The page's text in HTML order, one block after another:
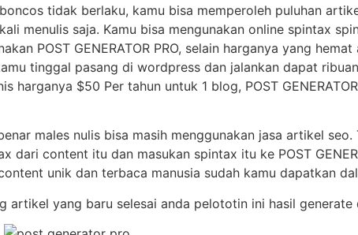
tidak berlaku, kamu bisa memperoleh puluhan
menulis saja. Kamu bisa mengunakan online spintax
POST GENERATOR PRO, selain harganya yang
tinggal pasang di wordpress dan jalankan dapat
harganya $50 Per tahun untuk 1 blog, POST
males nulis bisa masih menggunakan jasa artikel
dari content itu dan masukan spintax itu ke POST
unik dan terbaca manusia sudah kamu dapatkan
artikel yang baru selesai anda pelototin ini hasil generate